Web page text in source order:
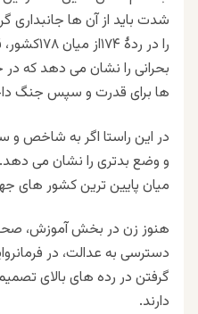
شدت باید از آن ها جانبداری
را در ردهٔ ۱۷۴از میان۱۷۸
بحرانی را نشان می دهد که در
ها برای قدرت و سپس جنگ
در این راستا اگر به شاخص
و وضع بدتری را نشان می
میان پایین ترین کشور های
هنوز زن در بخش آموزش،
دسترسی به عدالت، در
گرفتن در رده های بالای
دارند.